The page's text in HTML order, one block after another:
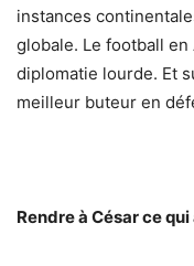
instances
globale. Le football en
diplomatie lourde. Et
meilleur buteur en
Rendre à César ce